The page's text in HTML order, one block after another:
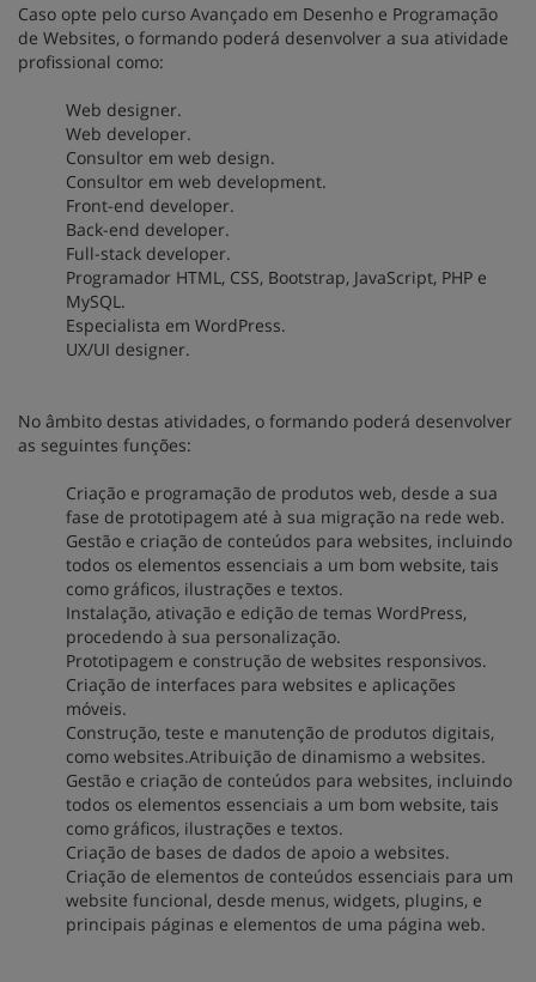
Caso opte pelo curso Avançado em Desenho e Programação
de Websites, o formando poderá desenvolver a sua atividade
profissional como:
Web designer.
Web developer.
Consultor em web design.
Consultor em web development.
Front-end developer.
Back-end developer.
Full-stack developer.
Programador HTML, CSS, Bootstrap, JavaScript, PHP e
MySQL.
Especialista em WordPress.
UX/UI designer.
No âmbito destas atividades, o formando poderá desenvolver
as seguintes funções:
Criação e programação de produtos web, desde a sua
fase de prototipagem até à sua migração na rede web.
Gestão e criação de conteúdos para websites, incluindo
todos os elementos essenciais a um bom website, tais
como gráficos, ilustrações e textos.
Instalação, ativação e edição de temas WordPress,
procedendo à sua personalização.
Prototipagem e construção de websites responsivos.
Criação de interfaces para websites e aplicações
móveis.
Construção, teste e manutenção de produtos digitais,
como websites.Atribuição de dinamismo a websites.
Gestão e criação de conteúdos para websites, incluindo
todos os elementos essenciais a um bom website, tais
como gráficos, ilustrações e textos.
Criação de bases de dados de apoio a websites.
Criação de elementos de conteúdos essenciais para um
website funcional, desde menus, widgets, plugins, e
principais páginas e elementos de uma página web.